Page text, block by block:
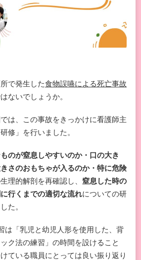
で発生した食物誤嚥による死亡事故
ないでしょうか。
は、この事故をきっかけに看護師主
修」を行いました。
のが窒息しやすいのか・口の大き
さのおもちゃが入るのか・特に危険
理的解剖を再確認し、 窒息した時の
行くまでの適切な流れについての研
た。
は「乳児と幼児人形を使用した、背
ク法の練習」の時間を設けること
ている職員にとっては良い振り返り